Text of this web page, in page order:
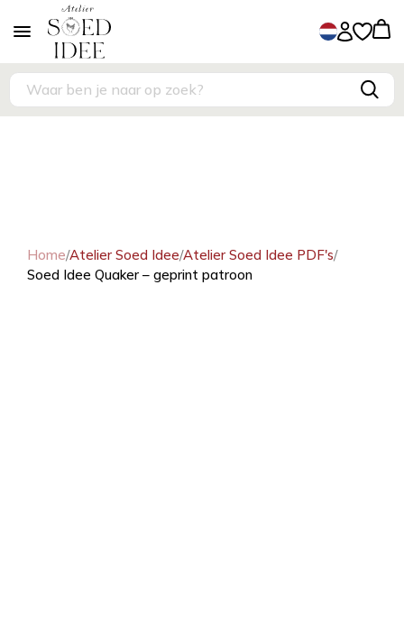
Home/Atelier Soed Idee/Atelier Soed Idee PDF's/
Soed Idee Quaker – geprint patroon